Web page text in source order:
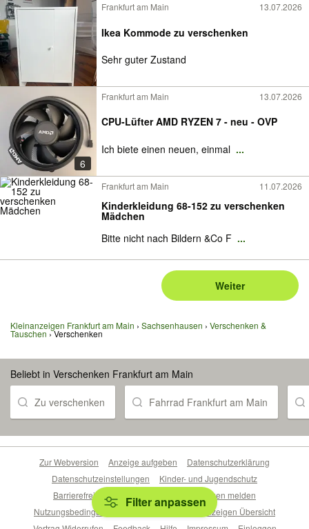
Frankfurt am Main 13.07.2026
Ikea Kommode zu verschenken
Sehr guter Zustand
6
Frankfurt am Main 13.07.2026
CPU-Lüfter AMD RYZEN 7 - neu - OVP
Ich biete einen neuen, einmal ...
Frankfurt am Main 11.07.2026
Kinderkleidung 68-152 zu verschenken
Mädchen
Bitte nicht nach Bildern &Co F ...
Weiter
Kleinanzeigen Frankfurt am Main Sachsenhausen Verschenken &
Tauschen Verschenken
Beliebt in Verschenken Frankfurt am Main
Zu verschenken Fahrrad Frankfurt am Main
Filter anpassen
Zur Webversion Anzeige aufgeben
Datenschutzerklärung
Datenschutzeinstellungen
Kinder- und Jugendschutz
Barrierefreiheitserklärung
Sicherheitslücken melden
Nutzungsbedingungen
Beliebte Suchen
Anzeigen Übersicht